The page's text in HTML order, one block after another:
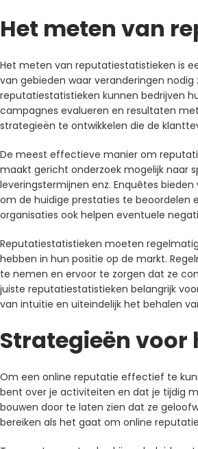
Het meten van
Het meten van reputatiestatistieken is
van gebieden waar veranderingen
reputatiestatistieken kunnen bedrijven
campagnes evalueren en resultaten
strategieën te ontwikkelen die de
De meest effectieve manier om
maakt gericht onderzoek mogelijk naar
leveringstermijnen enz. Enquêtes
om de huidige prestaties te beoordelen
organisaties ook helpen eventuele
Reputatiestatistieken moeten
hebben in hun positie op de markt.
te nemen en ervoor te zorgen dat ze
juiste reputatiestatistieken belangrijk
van intuïtie en uiteindelijk het behalen
Strategieën
Om een ​​online reputatie effectief te
bent over je activiteiten en dat je tijdig
bouwen door te laten zien dat ze
bereiken als het gaat om online